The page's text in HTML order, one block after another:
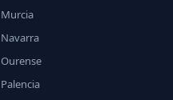
Murcia
Navarra
Ourense
Palencia